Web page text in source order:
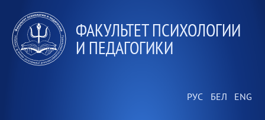
ФАКУЛЬТЕТ ПСИХОЛОГИИ
И ПЕДАГОГИКИ